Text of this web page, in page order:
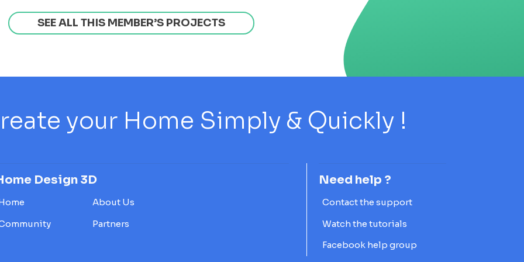
SEE ALL THIS MEMBER’S PROJECTS
your Home Simply & Quickly !
Design 3D
About Us
Partners
Need help ?
Contact the support
Watch the tutorials
Facebook help group